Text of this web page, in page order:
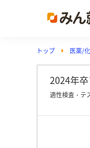
トップ 医薬/
2024年
適性検査・テ